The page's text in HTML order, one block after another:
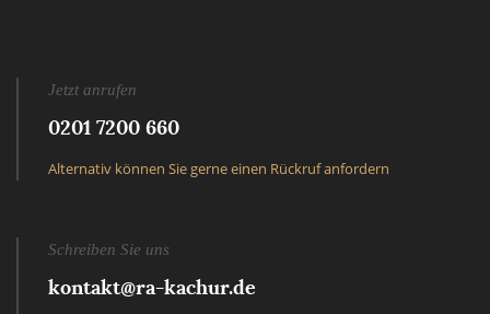
Jetzt anrufen
0201 7200 660
Alternativ können Sie gerne einen Rückruf anfordern
Schreiben Sie uns
kontakt@ra-kachur.de